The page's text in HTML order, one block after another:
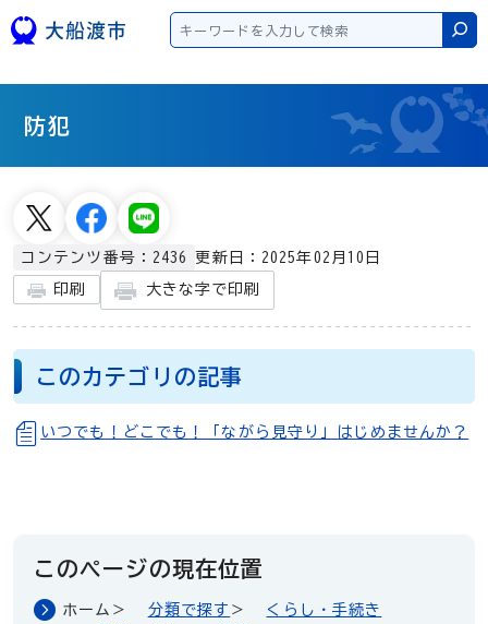
検索
防犯
コンテンツ番号：2436 更新日：2025年02月10日
印刷 大きな字で印刷
このカテゴリの記事
いつでも！どこでも！「ながら見守り」はじめませんか？
このページの現在位置
ホーム 分類で探す
くらし・手続き